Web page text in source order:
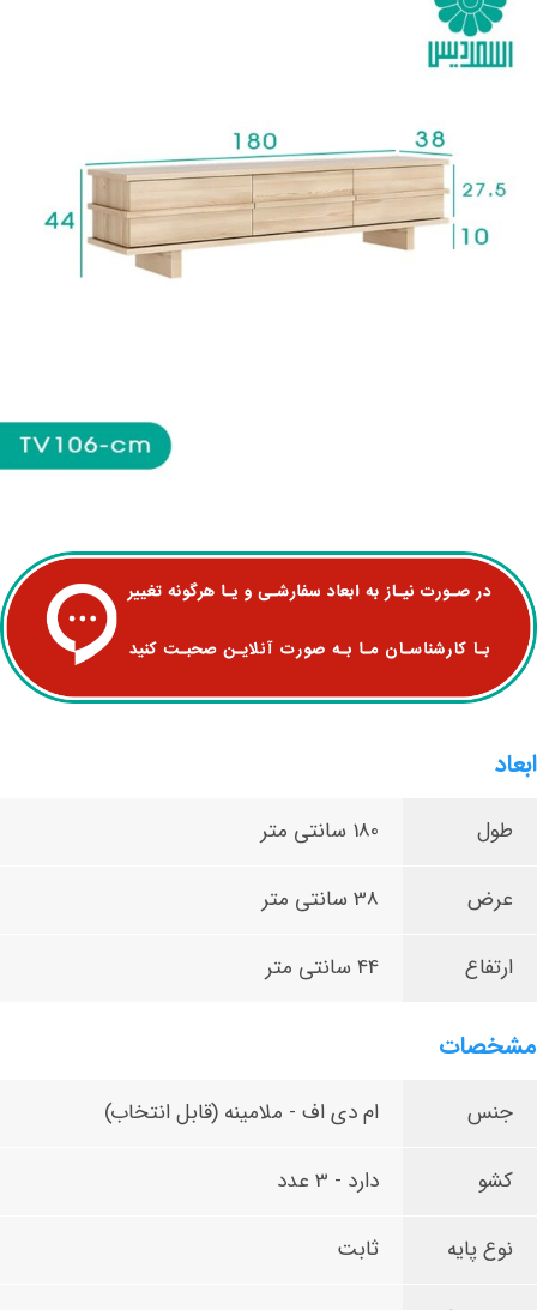
ابعاد
طول 180 سانتی متر
عرض 38 سانتی متر
ارتفاع 44 سانتی متر
مشخصات
جنس ام دی اف - ملامینه (قابل انتخاب)
کشو دارد - 3 عدد
نوع پایه ثابت